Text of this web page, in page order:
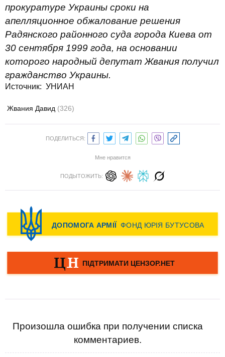
прокуратуре Украины сроки на
апелляционное обжалование решения
Радянского районного суда города Киева от
30 сентября 1999 года, на основании
которого народный депутат Жвания получил
гражданство Украины.
Источник: УНИАН
Жвания Давид (326)
ПОДЕЛИТЬСЯ:
Мне нравится
ПОДЫТОЖИТЬ:
Произошла ошибка при получении списка
комментариев.